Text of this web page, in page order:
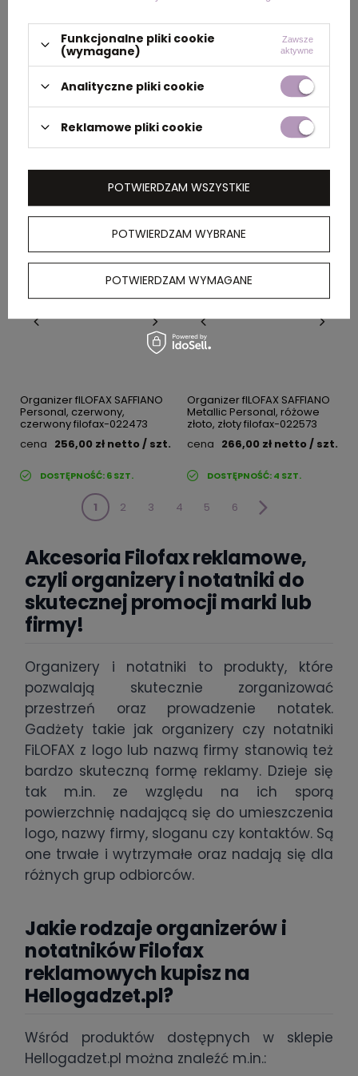
Organizer fILOFAX DOMINO
Personal, czerwony,
czerwony filofax-027810
cena
193,00 złnetto/ szt.
Organizer fILOFAX SAFFIANO
Personal, czarny, czarny
filofax-022470
cena 256,00 złnetto/ szt.
Organizer fILOFAX SAFFIANO
Personal, czerwony,
czerwony filofax-022473
cena 256,00 zł netto/ szt.
DOSTĘPNOŚĆ:6SZT.
Organizer fILOFAX SAFFIANO
Metallic Personal, różowe
złoto, złoty filofax-022573
cena 266,00 zł netto/ szt.
DOSTĘPNOŚĆ:4 SZT.
1 2 3 4 5 6
Akcesoria Filofax reklamowe,
czyli organizery i notatniki do
skutecznej promocji marki lub
firmy!
Organizery i notatniki to produkty, które
pozwalają skutecznie zorganizować
przestrzeń oraz prowadzenie notatek.
Gadżety takie jak organizery czy notatniki
FiLOFAX z logo lub nazwą firmy stanowią też
bardzo skuteczną formę reklamy. Dzieje się
tak m.in. ze względu na ich sporą
powierzchnię nadającą się do umieszczenia
logo, nazwy firmy, sloganu czy kontaktów. Są
one trwałe i wytrzymałe oraz nadają się dla
różnych grup odbiorców.
Jakie rodzaje organizerów i
notatników Filofax
reklamowych kupisz na
Hellogadzet.pl?
Wśród produktów dostępnych w sklepie
Hellogadzet.pl można znaleźć m.in.:
Funkcjonalne pliki cookie
(wymagane)
Zawsze
aktywne
Analityczne pliki cookie
Reklamowe pliki cookie
POTWIERDZAM WYBRANE
POTWIERDZAM WYMAGANE
POTWIERDZAM WSZYSTKIE